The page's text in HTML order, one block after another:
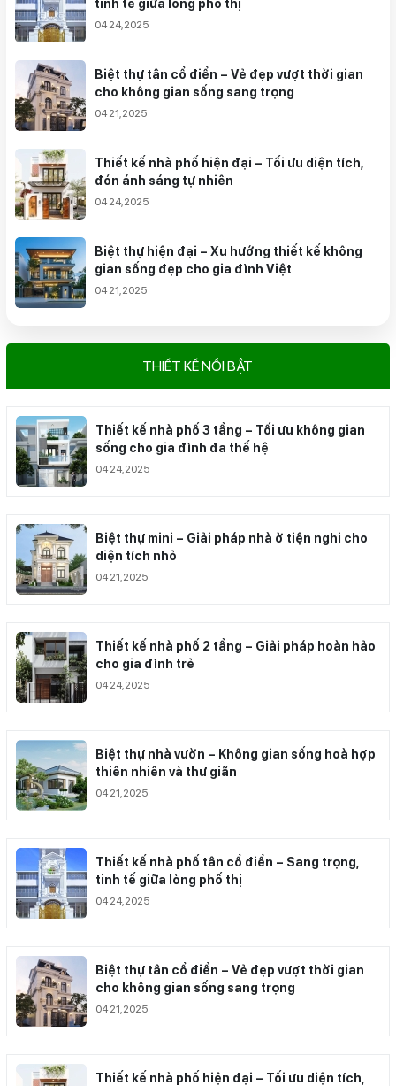
tinh tế giữa lòng phố thị
04 24,2025
Biệt thự tân cổ điển – Vẻ đẹp vượt thời gian
cho không gian sống sang trọng
04 21,2025
Thiết kế nhà phố hiện đại – Tối ưu diện tích,
đón ánh sáng tự nhiên
04 24,2025
Biệt thự hiện đại – Xu hướng thiết kế không
gian sống đẹp cho gia đình Việt
04 21,2025
THIẾT KẾ NỔI BẬT
Thiết kế nhà phố 3 tầng – Tối ưu không gian
sống cho gia đình đa thế hệ
04 24,2025
Biệt thự mini – Giải pháp nhà ở tiện nghi cho
diện tích nhỏ
04 21,2025
Thiết kế nhà phố 2 tầng – Giải pháp hoàn hảo
cho gia đình trẻ
04 24,2025
Biệt thự nhà vườn – Không gian sống hoà hợp
thiên nhiên và thư giãn
04 21,2025
Thiết kế nhà phố tân cổ điển – Sang trọng,
tinh tế giữa lòng phố thị
04 24,2025
Biệt thự tân cổ điển – Vẻ đẹp vượt thời gian
cho không gian sống sang trọng
04 21,2025
Thiết kế nhà phố hiện đại – Tối ưu diện tích,